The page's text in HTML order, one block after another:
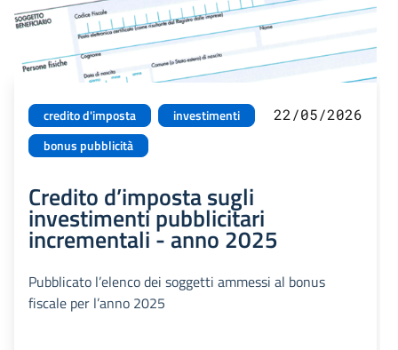
credito d'imposta
investimenti
bonus pubblicità
22/05/2026
Credito d’imposta sugli
investimenti pubblicitari
incrementali - anno 2025
Pubblicato l’elenco dei soggetti ammessi al bonus
fiscale per l’anno 2025